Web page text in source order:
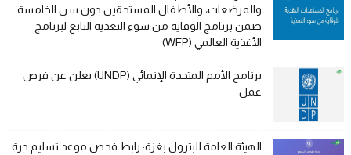
والمرضعات، والأطفال المستحقين دون سن الخامسة
ضمن برنامج الوقاية من سوء التغذية التابع لبرنامج
الأغذية العالمي (WFP)
برنامج الأمم المتحدة الإنمائي (UNDP) يعلن عن فرص
عمل
الهيئة العامة للبترول بغزة: رابط فحص موعد تسليم جرة